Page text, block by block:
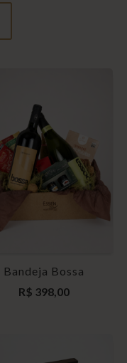
Bandeja Bossa
R$ 398,00